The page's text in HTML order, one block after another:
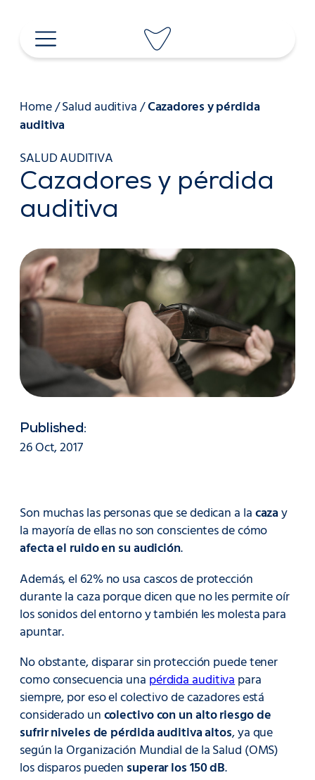
contenido
Home/Salud auditiva/Cazadores y pérdida
auditiva
SALUD AUDITIVA
Cazadores y pérdida
auditiva
Published:
26 Oct, 2017
Son muchas las personas que se dedican a lacazay
la mayoría de ellas no son conscientes de cómo
afecta el ruido en su audición.
Además, el 62% no usa cascos de protección
durante la caza porque dicen que no les permite oír
los sonidos del entorno y también les molesta para
apuntar.
No obstante, disparar sin protección puede tener
como consecuencia una pérdida auditivapara
siempre, por eso el colectivo de cazadores está
considerado uncolectivo con un alto riesgo de
sufrir niveles de pérdida auditiva altos, ya que
según la Organización Mundial de la Salud (OMS)
los disparos pueden superar los 150 dB.